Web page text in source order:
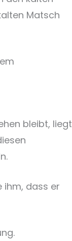
Matsch
bleibt, liegt
ihm, dass er